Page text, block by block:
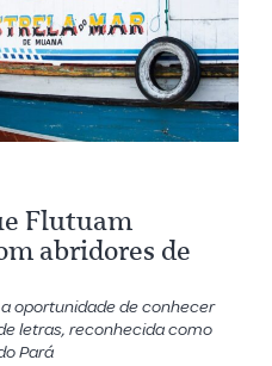
Flutuam
abridores de
oportunidade de conhecer
letras, reconhecida como
Pará